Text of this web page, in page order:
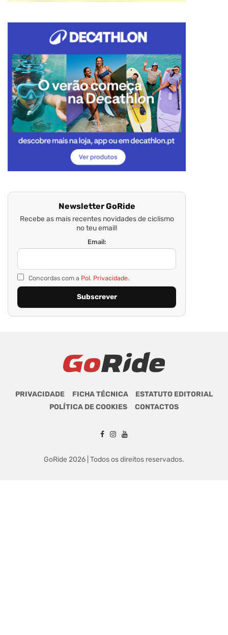
Newsletter GoRide
Recebe as mais recentes novidades de ciclismo
no teu email!
Email:
Concordas com a Pol. Privacidade.
PRIVACIDADE FICHA TÉCNICA
ESTATUTO EDITORIAL
POLÍTICA DE COOKIES
CONTACTOS
GoRide 2026 | Todos os direitos reservados.